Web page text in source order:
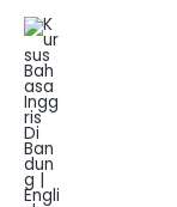
Lewati
konten